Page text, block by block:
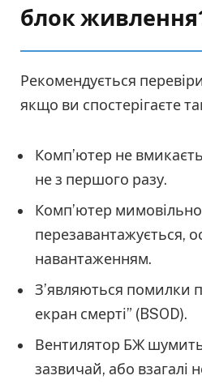
блок
Рекомендується
якщо ви спостерігаєте
Комп’ютер не
не з першого разу.
Комп’ютер
перезавантажується,
навантаженням.
З’являються помилки
екран смерті” (BSOD).
Вентилятор БЖ
зазвичай, або взагалі